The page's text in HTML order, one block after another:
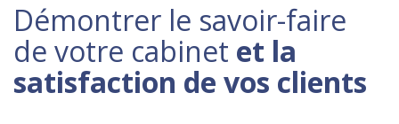
Démontrer le savoir-faire
de votre cabinet et la
satisfaction de vos clients